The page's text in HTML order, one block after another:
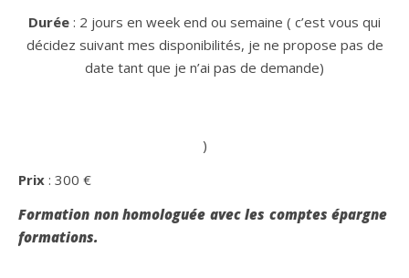
Durée : 2 jours en week end ou semaine ( c’est vous qui
décidez suivant mes disponibilités, je ne propose pas de
date tant que je n’ai pas de demande)
)
Prix : 300 €
Formation non homologuée avec les comptes épargne
formations.